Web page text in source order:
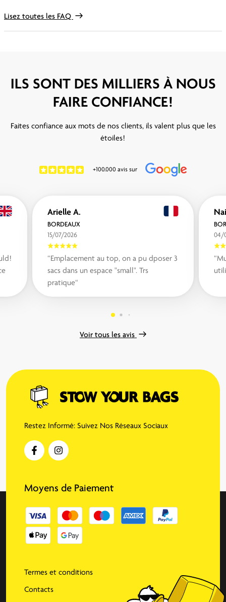
Lisez toutes les FAQ
ILS SONT DES MILLIERS À NOUS
FAIRE CONFIANCE!
Faites confiance aux mots de nos clients, ils valent plus que les
étoiles!
+100.000 avis sur
Arielle A.
BORDEAUX
15/07/2026
“Emplacement au top, on a pu dposer 3
sacs dans un espace "small". Trs
pratique“
04/
Voir tous les avis
Restez Informé: Suivez Nos Réseaux Sociaux
Moyens de Paiement
Termes et conditions
Contacts